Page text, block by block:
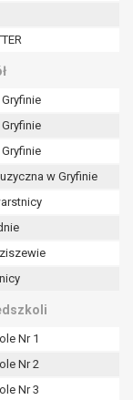
Gryfinie
Gryfinie
Gryfinie
w Gryfinie
Nr 1
Nr 2
Nr 3
i